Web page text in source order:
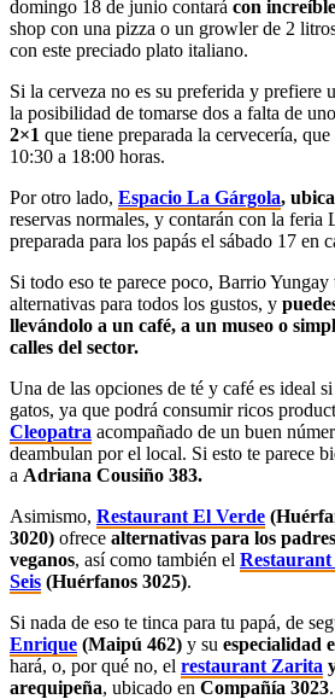
domingo 18 de junio contará con
shop con una pizza o un growler de 2
con este preciado plato italiano.
Si la cerveza no es su preferida y prefiere
la posibilidad de tomarse dos a falta de
2×1 que tiene preparada la cervecería,
10:30 a 18:00 horas.
Por otro lado, Espacio La Gárgola,
reservas normales, y contarán con la feria
preparada para los papás el sábado 17 en
Si todo eso te parece poco, Barrio Yungay
alternativas para todos los gustos, y
llevándolo a un café, a un museo o
calles del sector.
Una de las opciones de té y café es ideal
gatos, ya que podrá consumir ricos
Cleopatra acompañado de un buen
deambulan por el local. Si esto te parece
a Adriana Cousiño 383.
Asimismo, Restaurant El Verde
3020) ofrece alternativas para los
veganos, así como también el
Seis (Huérfanos 3025).
Si nada de eso te tinca para tu papá, de
Enrique (Maipú 462) y su especialidad
hará, o, por qué no, el restaurant Zarita
arequipeña, ubicado en Compañía 3023.